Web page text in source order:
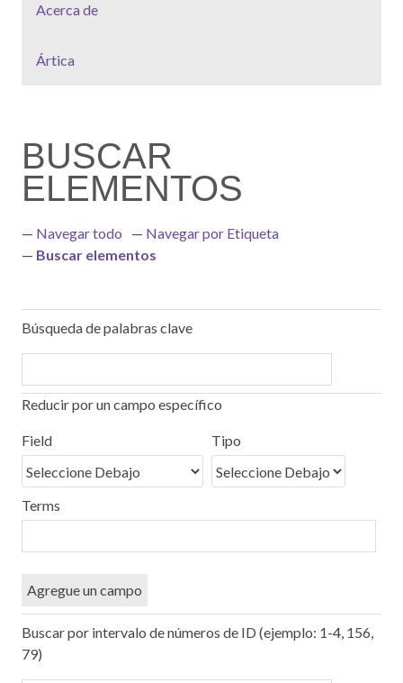
Acerca de
Ártica
BUSCAR
ELEMENTOS
Navegar todo
Navegar por Etiqueta
Buscar elementos
Búsqueda de palabras clave
Number
of
rows
in
"Reducir
por
específico":
1
Reducir por un campo específico
de
búsqueda
de
búsqueda
de
búsqueda
de
Búsqueda
Field Tipo
Terms
Agregue un campo
Buscar por intervalo de números de ID (ejemplo: 1-4, 156,
79)